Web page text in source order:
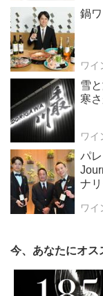
鍋
ワイ
雪
寒
ワイ
パ
ナ
ワイ
今、あなたにオス